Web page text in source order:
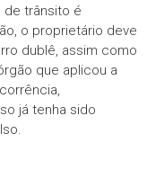
de trânsito é
o proprietário deve
dublê, assim como
que aplicou a
já tenha sido